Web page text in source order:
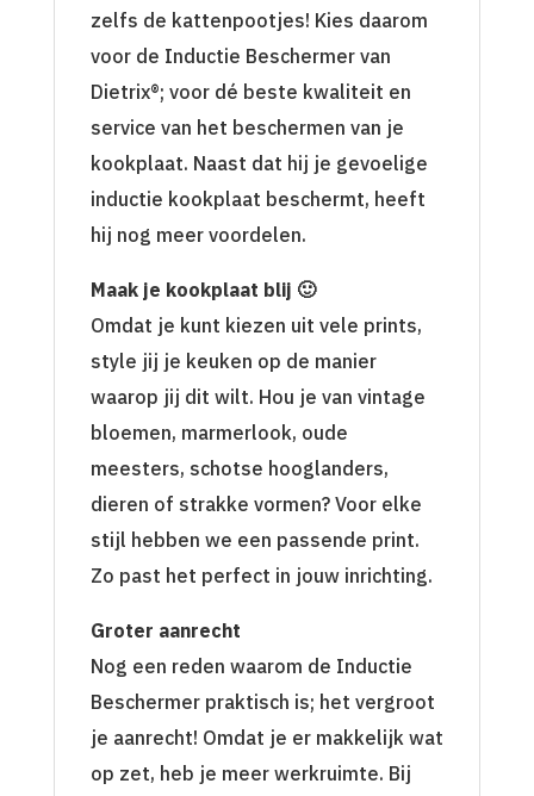
zelfs de kattenpootjes! Kies daarom
voor de Inductie Beschermer van
Dietrix®; voor dé beste kwaliteit en
service van het beschermen van je
kookplaat. Naast dat hij je gevoelige
inductie kookplaat beschermt, heeft
hij nog meer voordelen.
Maak je kookplaat blij 🙂
Omdat je kunt kiezen uit vele prints,
style jij je keuken op de manier
waarop jij dit wilt. Hou je van vintage
bloemen, marmerlook, oude
meesters, schotse hooglanders,
dieren of strakke vormen? Voor elke
stijl hebben we een passende print.
Zo past het perfect in jouw inrichting.
Groter aanrecht
Nog een reden waarom de Inductie
Beschermer praktisch is; het vergroot
je aanrecht! Omdat je er makkelijk wat
op zet, heb je meer werkruimte. Bij